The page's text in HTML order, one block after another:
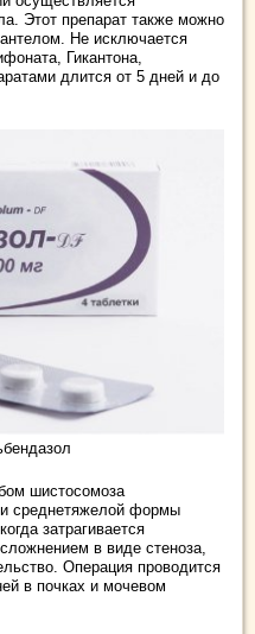
Этот препарат также можно
Не исключается
Гикантона,
длится от 5 дней и до
шистосомоза
среднетяжелой формы
затрагивается
в виде стеноза,
Операция проводится
в почках и мочевом